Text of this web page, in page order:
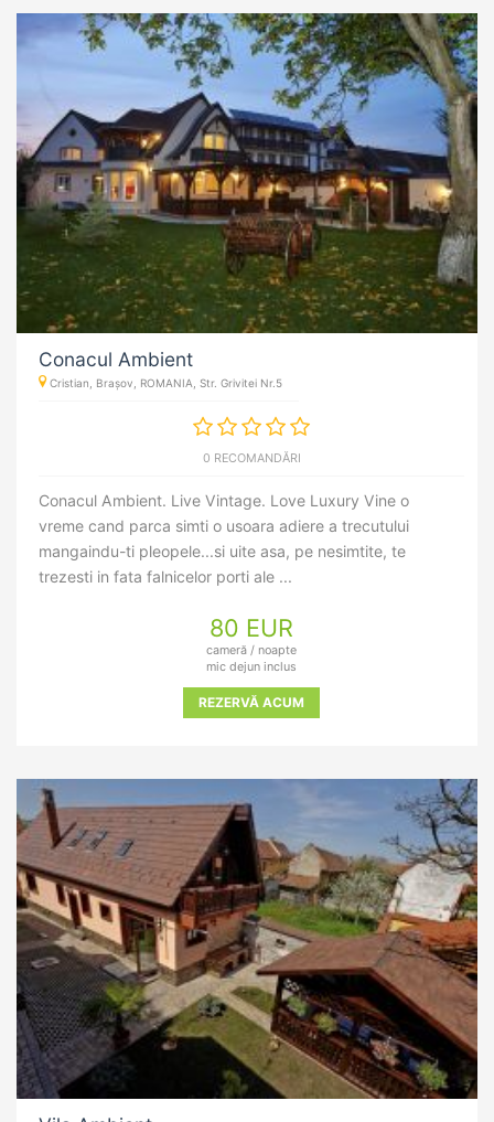
Conacul Ambient
Cristian, Brașov, ROMANIA, Str. Grivitei Nr.5
0 RECOMANDĂRI
Conacul Ambient. Live Vintage. Love Luxury Vine o
vreme cand parca simti o usoara adiere a trecutului
mangaindu-ti pleopele...si uite asa, pe nesimtite, te
trezesti in fata falnicelor porti ale ...
80 EUR
cameră / noapte
mic dejun inclus
REZERVĂ ACUM